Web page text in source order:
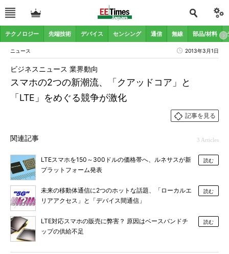
テクノロジー 先端技術 デバイス センシング 通信 無線 部品/材料
ニュース 2013年3月1日
スマホの2つの新潮流、「クアッドコア」と
「LTE」をめぐる競争が激化
ビジネスニュース 業界動向
記事を見る
関連記事 3 Articles
LTEスマホを150～300ドルの価格帯へ、ルネサスが新
プラットフォーム発表
読む
未来の移動体通信に2つのホットな話題、「ローカルエ
リアアクセス」と「デバイス間通信」
読む
LTE対応スマホの販売に弊害？ 原因はベースバンドチ
ップの供給不足
読む